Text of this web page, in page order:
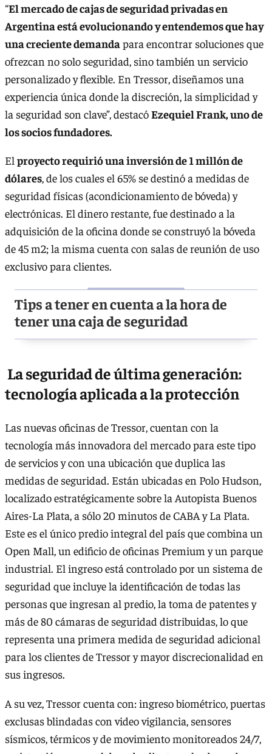
“El mercado de cajas de seguridad privadas en
Argentina está evolucionando y entendemos que hay
una creciente demandapara encontrar soluciones que
ofrezcan no solo seguridad, sino también un servicio
personalizado y flexible. En Tressor, diseñamos una
experiencia única donde la discreción, la simplicidad y
la seguridad son clave”, destacóEzequiel Frank, uno de
los socios fundadores.
El proyecto requirió una inversión de 1 millón de
dólares, de los cuales el 65% se destinó a medidas de
seguridad físicas (acondicionamiento de bóveda) y
electrónicas. El dinero restante, fue destinado a la
adquisición de la oficina donde se construyó la bóveda
de 45 m2; la misma cuenta con salas de reunión de uso
exclusivo para clientes.
Tips a tener en cuenta a la hora de
tener una caja de seguridad
La seguridad de última generación:
tecnología aplicada a la protección
Las nuevas oficinas de Tressor, cuentan con la
tecnología más innovadora del mercado para este tipo
de servicios y con una ubicación que duplica las
medidas de seguridad. Están ubicadas en Polo Hudson,
localizado estratégicamente sobre la Autopista Buenos
Aires-La Plata, a sólo 20 minutos de CABA y La Plata.
Este es el único predio integral del país que combina un
Open Mall, un edificio de oficinas Premium y un parque
industrial. El ingreso está controlado por un sistema de
seguridad que incluye la identificación de todas las
personas que ingresan al predio, la toma de patentes y
más de 80 cámaras de seguridad distribuidas, lo que
representa una primera medida de seguridad adicional
para los clientes de Tressor y mayor discrecionalidad en
sus ingresos.
A su vez, Tressor cuenta con: ingreso biométrico, puertas
exclusas blindadas con video vigilancia, sensores
sísmicos, térmicos y de movimiento monitoreados 24/7,